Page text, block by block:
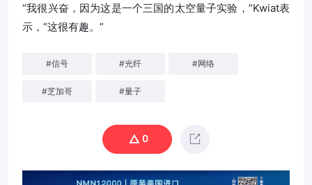
“我很兴奋，因为这是一个三国的太空量子实验，”Kwiat表
示，“这很有趣。”
#信号 #光纤 #网络
#芝加哥 #量子
0